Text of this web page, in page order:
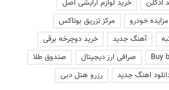
ادکلن
خرید لوازم آرایشی اصل
مزایده خودرو
مرکز تزریق بوتاکس
آهنگ جدید
خرید دوچرخه برقی
Buy صرافی ارز دیجیتال
صندوق طلا
اهنگ جدید
رزرو هتل دبی